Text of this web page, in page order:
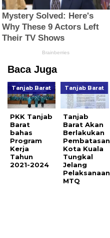
Baca Juga
Tanjab Barat
PKK Tanjab
Barat
bahas
Program
Kerja
Tahun
2021-2024
Tanjab Barat
Tanjab
Barat Akan
Berlakukan
Pembatasan
Kota Kuala
Tungkal
Jelang
Pelaksanaan
MTQ